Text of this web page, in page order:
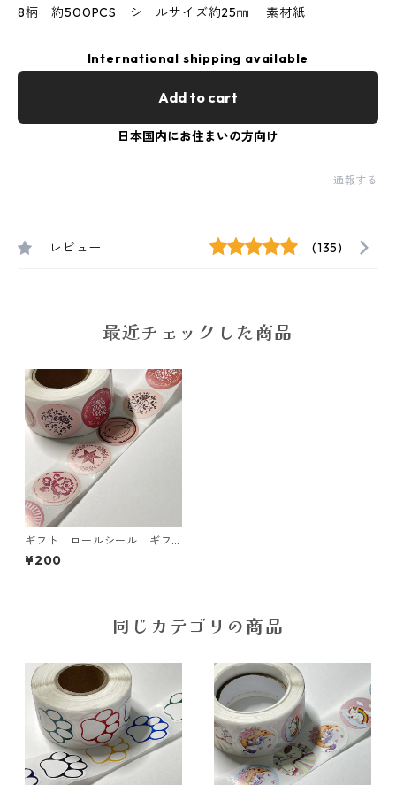
8柄 約500PCS シールサイズ約25㎜ 素材紙
International shipping available
Add to cart
日本国内にお住まいの方向け
通報する
レビュー (135)
最近チェックした商品
ギフト ロールシール ギフ
トシール ピンク 8柄【SL-G
FT-PNK】
¥200
同じカテゴリの商品